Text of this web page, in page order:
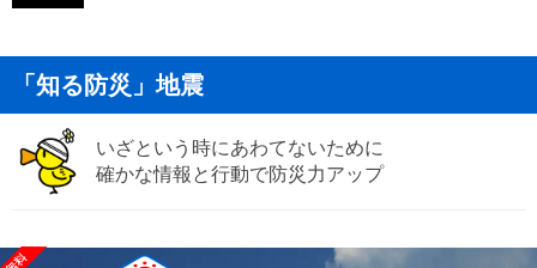
「知る防災」地震
いざという時にあわてないために
確かな情報と行動で防災力アップ